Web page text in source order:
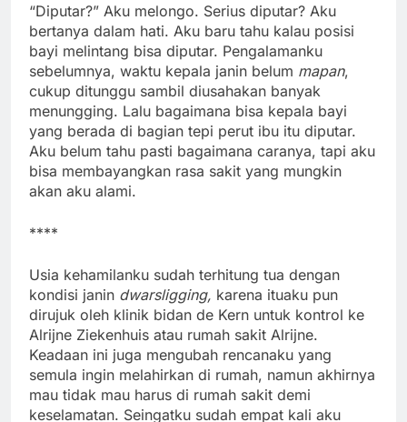
“Diputar?” Aku melongo. Serius diputar? Aku
bertanya dalam hati. Aku baru tahu kalau posisi
bayi melintang bisa diputar. Pengalamanku
sebelumnya, waktu kepala janin belum mapan,
cukup ditunggu sambil diusahakan banyak
menungging. Lalu bagaimana bisa kepala bayi
yang berada di bagian tepi perut ibu itu diputar.
Aku belum tahu pasti bagaimana caranya, tapi aku
bisa membayangkan rasa sakit yang mungkin
akan aku alami.
****
Usia kehamilanku sudah terhitung tua dengan
kondisi janin dwarsligging, karena ituaku pun
dirujuk oleh klinik bidan de Kern untuk kontrol ke
Alrijne Ziekenhuis atau rumah sakit Alrijne.
Keadaan ini juga mengubah rencanaku yang
semula ingin melahirkan di rumah, namun akhirnya
mau tidak mau harus di rumah sakit demi
keselamatan. Seingatku sudah empat kali aku